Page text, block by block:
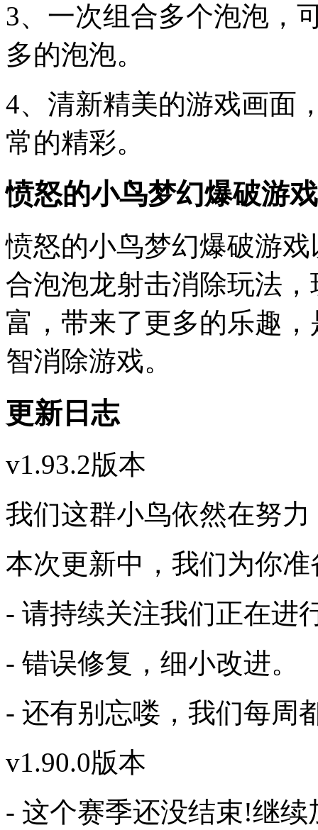
3、一次组合多个泡泡，
多的泡泡。
4、清新精美的游戏画面
常的精彩。
愤怒的小鸟梦幻爆破游
愤怒的小鸟梦幻爆破游
合泡泡龙射击消除玩法
富，带来了更多的乐趣
智消除游戏。
更新日志
v1.93.2版本
我们这群小鸟依然在努力
本次更新中，我们为你
- 请持续关注我们正在进
- 错误修复，细小改进。
- 还有别忘喽，我们每周
v1.90.0版本
- 这个赛季还没结束!继